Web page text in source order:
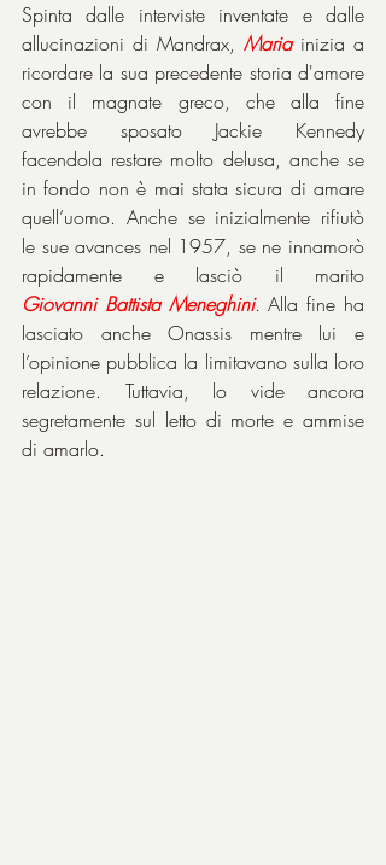
Spinta dalle interviste inventate e dalle
allucinazioni di Mandrax, Maria inizia a
ricordare la sua precedente storia d'amore
con il magnate greco, che alla fine
avrebbe sposato Jackie Kennedy
facendola restare molto delusa, anche se
in fondo non è mai stata sicura di amare
quell’uomo. Anche se inizialmente rifiutò
le sue avances nel 1957, se ne innamorò
Giovanni Battista Meneghini. Alla fine ha
lasciato anche Onassis mentre lui e
l’opinione pubblica la limitavano sulla loro
relazione. Tuttavia, lo vide ancora
segretamente sul letto di morte e ammise
di amarlo.